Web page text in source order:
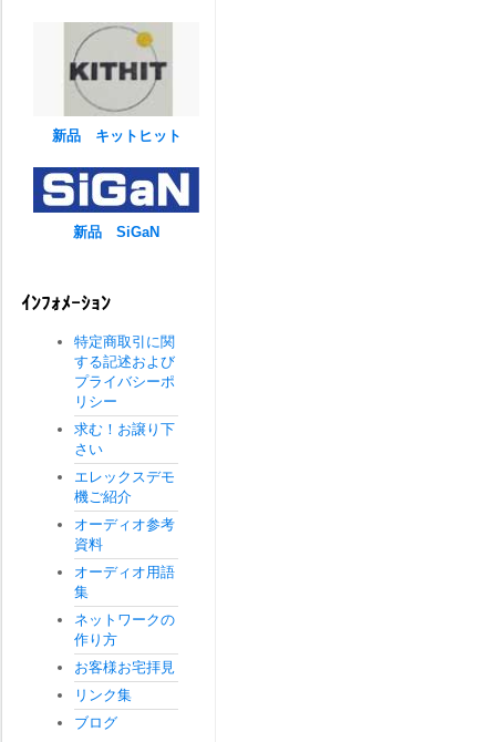
新品 キットヒット
新品 SiGaN
ｲﾝﾌｫﾒｰｼｮﾝ
特定商取引に関
する記述および
プライバシーポ
リシー
求む！お譲り下
さい
エレックスデモ
機ご紹介
オーディオ参考
資料
オーディオ用語
集
ネットワークの
作り方
お客様お宅拝見
リンク集
ブログ